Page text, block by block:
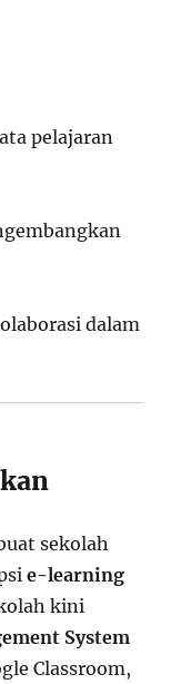
pelajaran
dalam
sekolah
e-learning
kini
System
Classroom,